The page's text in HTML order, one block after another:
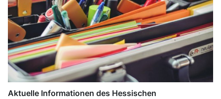
Aktuelle Informationen des Hessischen